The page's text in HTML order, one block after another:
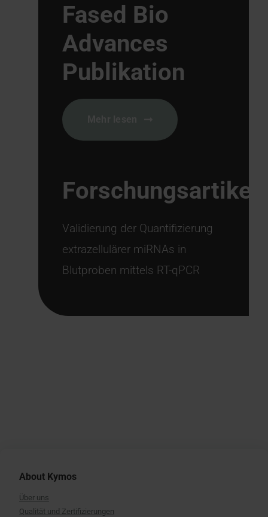
Fased Bio
Advances
Publikation
Forschungsartikel
Validierung der Quantifizierung
extrazellulärer miRNAs in
Blutproben mittels RT-qPCR
About Kymos
Über uns
Qualität und Zertifizierungen